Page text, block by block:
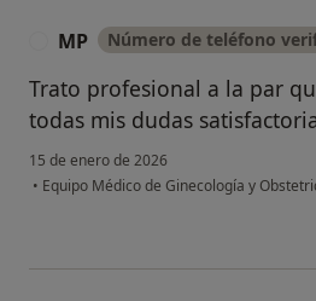
MP Número de teléfono
Trato profesional a la par
todas mis dudas
15 de enero de 2026
• Equipo Médico de Ginecología y